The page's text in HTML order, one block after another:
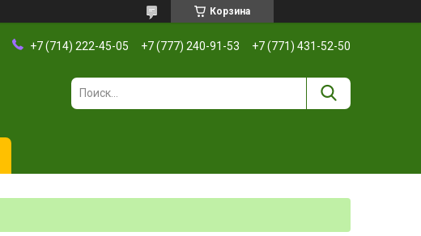
Корзина
+7 (714) 222-45-05 +7 (777) 240-91-53 +7 (771) 431-52-50